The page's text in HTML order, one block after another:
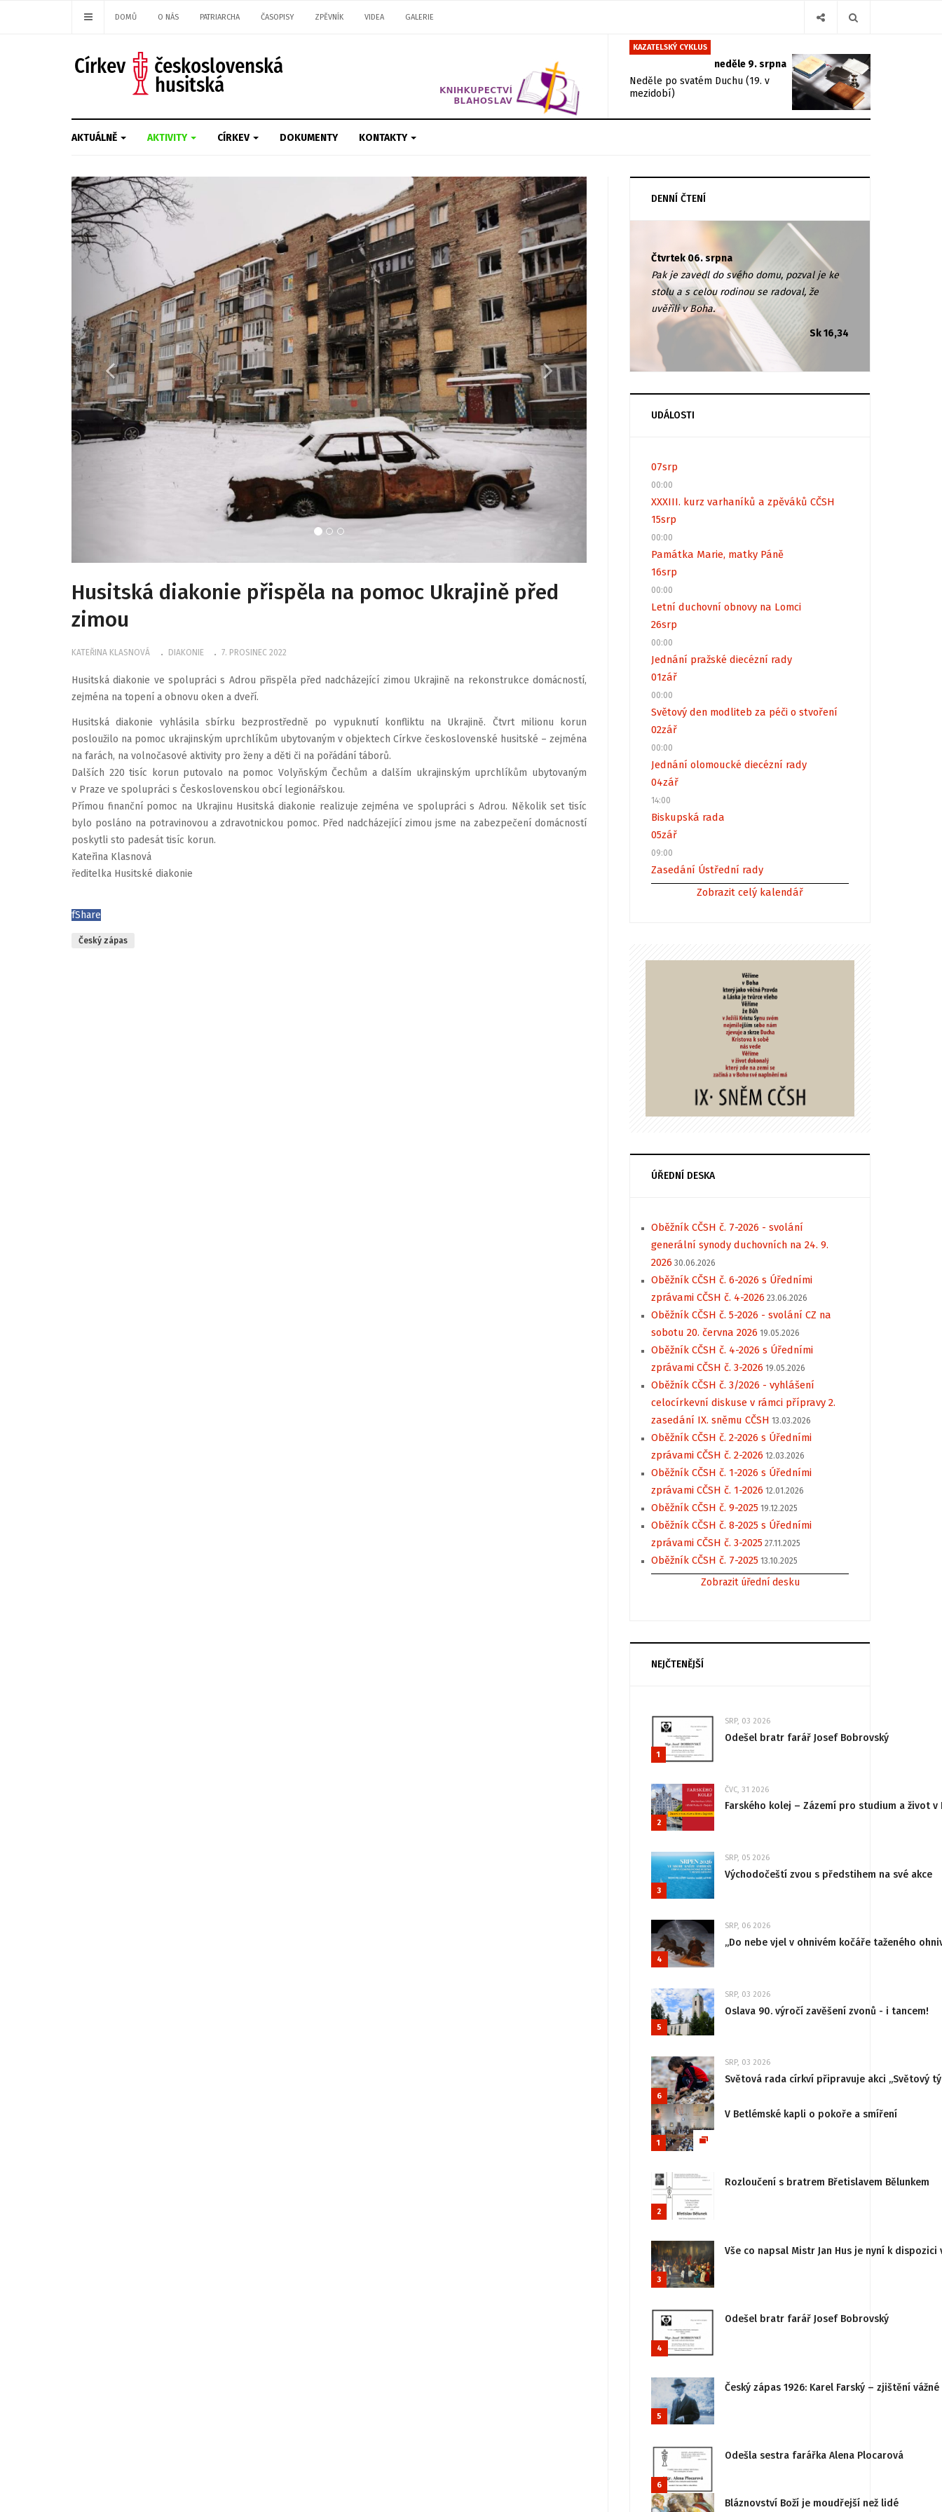
DOMŮ O NÁS PATRIARCHA ČASOPISY ZPĚVNÍK VIDEA GALERIE
KAZATELSKÝ CYKLUS
neděle 9. srpna
Neděle po svatém Duchu (19. v
mezidobí)
AKTUÁLNĚ AKTIVITY CÍRKEV DOKUMENTY KONTAKTY
Previous Next
Husitská diakonie přispěla na pomoc Ukrajině před
zimou
KATEŘINA KLASNOVÁ DIAKONIE 7. PROSINEC 2022
Husitská diakonie ve spolupráci s Adrou přispěla před nadcházející zimou Ukrajině na rekonstrukce domácností,
zejména na topení a obnovu oken a dveří.
Husitská diakonie vyhlásila sbírku bezprostředně po vypuknutí konfliktu na Ukrajině. Čtvrt milionu korun
posloužilo na pomoc ukrajinským uprchlíkům ubytovaným v objektech Církve československé husitské – zejména
na farách, na volnočasové aktivity pro ženy a děti či na pořádání táborů.
Dalších 220 tisíc korun putovalo na pomoc Volyňským Čechům a dalším ukrajinským uprchlíkům ubytovaným
v Praze ve spolupráci s Československou obcí legionářskou.
Přímou finanční pomoc na Ukrajinu Husitská diakonie realizuje zejména ve spolupráci s Adrou. Několik set tisíc
bylo posláno na potravinovou a zdravotnickou pomoc. Před nadcházející zimou jsme na zabezpečení domácností
poskytli sto padesát tisíc korun.
Kateřina Klasnová
ředitelka Husitské diakonie
fShare
Český zápas
DENNÍ ČTENÍ
Čtvrtek 06. srpna
Pak je zavedl do svého domu, pozval je ke
stolu a s celou rodinou se radoval, že
uvěřili v Boha.
Sk 16,34
UDÁLOSTI
07srp
00:00
XXXIII. kurz varhaníků a zpěváků CČSH
15srp
00:00
Památka Marie, matky Páně
16srp
00:00
Letní duchovní obnovy na Lomci
26srp
00:00
Jednání pražské diecézní rady
01zář
00:00
Světový den modliteb za péči o stvoření
02zář
00:00
Jednání olomoucké diecézní rady
04zář
14:00
Biskupská rada
05zář
09:00
Zasedání Ústřední rady
Zobrazit celý kalendář
ÚŘEDNÍ DESKA
Oběžník CČSH č. 7-2026 - svolání
generální synody duchovních na 24. 9.
2026 30.06.2026
Oběžník CČSH č. 6-2026 s Úředními
zprávami CČSH č. 4-2026 23.06.2026
Oběžník CČSH č. 5-2026 - svolání CZ na
sobotu 20. června 2026 19.05.2026
Oběžník CČSH č. 4-2026 s Úředními
zprávami CČSH č. 3-2026 19.05.2026
Oběžník CČSH č. 3/2026 - vyhlášení
celocírkevní diskuse v rámci přípravy 2.
zasedání IX. sněmu CČSH 13.03.2026
Oběžník CČSH č. 2-2026 s Úředními
zprávami CČSH č. 2-2026 12.03.2026
Oběžník CČSH č. 1-2026 s Úředními
zprávami CČSH č. 1-2026 12.01.2026
Oběžník CČSH č. 9-2025 19.12.2025
Oběžník CČSH č. 8-2025 s Úředními
zprávami CČSH č. 3-2025 27.11.2025
Oběžník CČSH č. 7-2025 13.10.2025
Zobrazit úřední desku
NEJČTENĚJŠÍ
1
SRP, 03 2026
Odešel bratr farář Josef Bobrovský
2
ČVC, 31 2026
Farského kolej – Zázemí pro studium a život v
3
SRP, 05 2026
Východočeští zvou s předstihem na své akce
4
SRP, 06 2026
„Do nebe vjel v ohnivém kočáře taženého
5
SRP, 03 2026
Oslava 90. výročí zavěšení zvonů - i tancem!
6
SRP, 03 2026
Světová rada církví připravuje akci „Světový
1
V Betlémské kapli o pokoře a smíření
2
Rozloučení s bratrem Břetislavem Bělunkem
3
Vše co napsal Mistr Jan Hus je nyní k
4
Odešel bratr farář Josef Bobrovský
5
Český zápas 1926: Karel Farský – zjištění
6
Odešla sestra farářka Alena Plocarová
Bláznovství Boží je moudřejší než lidé